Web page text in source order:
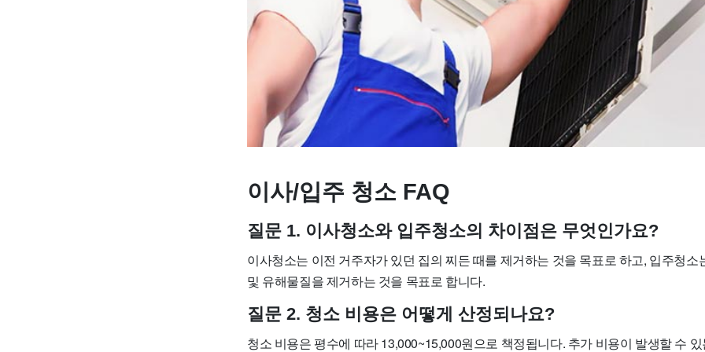
이사/입주 청소 FAQ
질문 1. 이사청소와 입주청소의 차이점은 무엇인가요?
이사청소는 이전 거주자가 있던 집의 찌든 때를 제거하는 것을 목표로 하고, 입주청소
및 유해물질을 제거하는 것을 목표로 합니다.
질문 2. 청소 비용은 어떻게 산정되나요?
청소 비용은 평수에 따라 13,000~15,000원으로 책정됩니다. 추가 비용이 발생할 수